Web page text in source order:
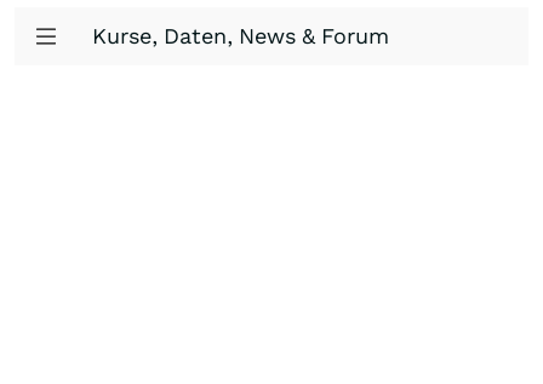
Kurse, Daten, News & Forum